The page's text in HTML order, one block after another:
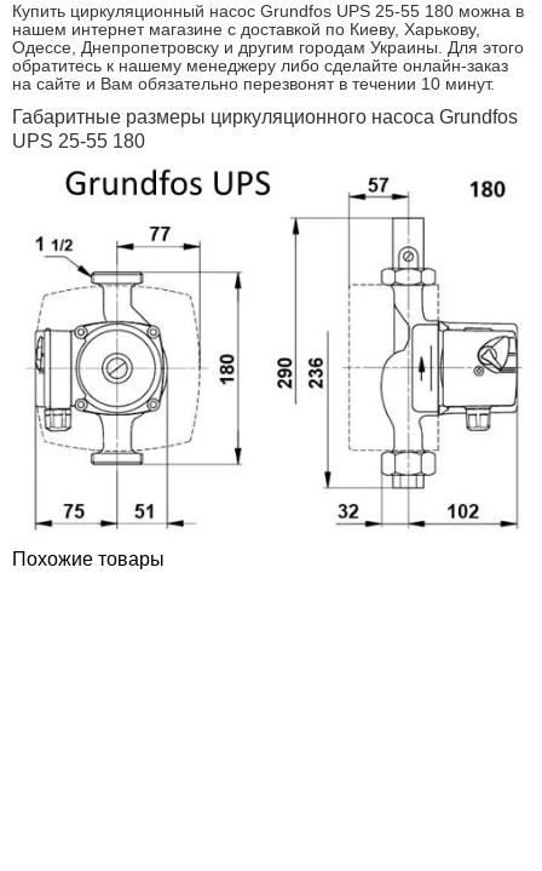
Купить циркуляционный насос Grundfos UPS 25-55 180 можна в
нашем интернет магазине с доставкой по Киеву, Харькову,
Одессе, Днепропетровску и другим городам Украины. Для этого
обратитесь к нашему менеджеру либо сделайте онлайн-заказ
на сайте и Вам обязательно перезвонят в течении 10 минут.
Габаритные размеры циркуляционного насоса Grundfos
UPS 25-55 180
Похожие товары